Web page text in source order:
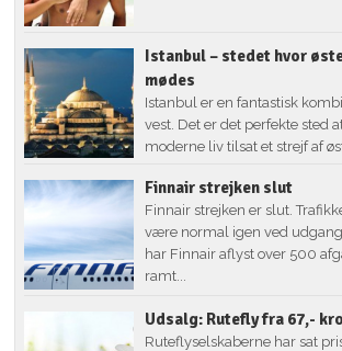
Istanbul – stedet hvor
mødes
Istanbul er en fantastisk
vest. Det er det perfekte sted
moderne liv tilsat et strejf af
Finnair strejken slut
Finnair strejken er slut.
være normal igen ved
har Finnair aflyst over 500
ramt...
Udsalg: Rutefly fra 67,-
Ruteflyselskaberne har sat